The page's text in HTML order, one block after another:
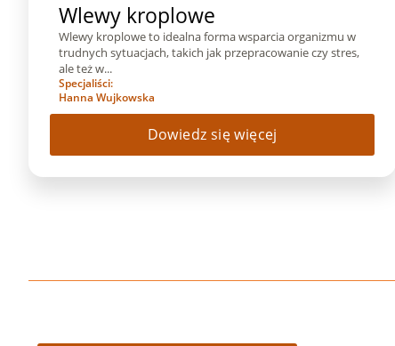
Wlewy kroplowe
Wlewy kroplowe to idealna forma wsparcia organizmu w
trudnych sytuacjach, takich jak przepracowanie czy stres,
ale też w...
Specjaliści:
Hanna Wujkowska
Dowiedz się więcej